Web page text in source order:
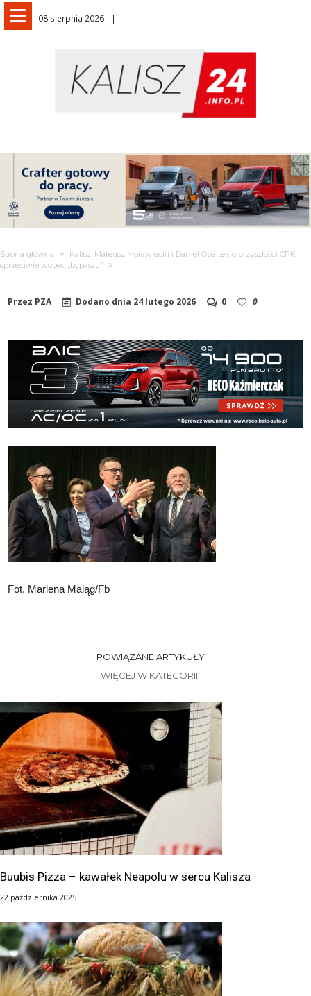
08 sierpnia 2026
Strona główna
Kalisz. Mateusz Morawiecki i Daniel Obajtek o przyszłości CPK i
sprzeciwie wobec „bypassu”
Przez PZA Dodano dnia 24 lutego 2026 0 0
Fot. Marlena Maląg/Fb
POWIĄZANE ARTYKUŁY
WIĘCEJ W KATEGORII
Buubis Pizza – kawałek Neapolu w sercu Kalisza
22 października 2025